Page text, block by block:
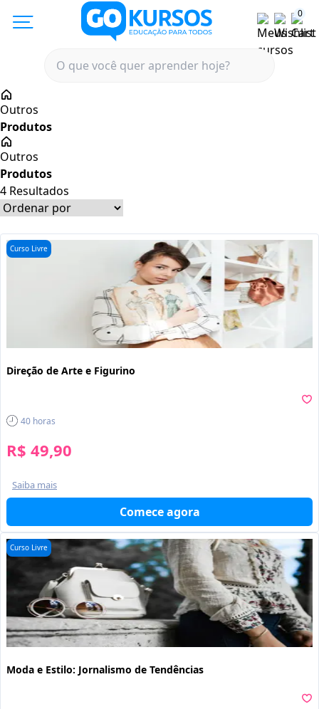
0
Outros
Outros
4 Resultados
Curso Livre
Direção de Arte e Figurino
40 horas
R$ 49,90
Saiba mais
Comece agora
Curso Livre
Moda e Estilo: Jornalismo de Tendências